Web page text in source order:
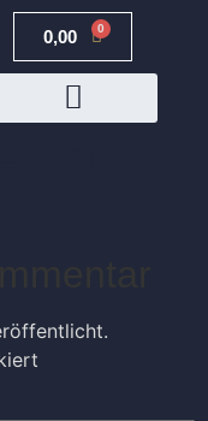
0,00 € 0